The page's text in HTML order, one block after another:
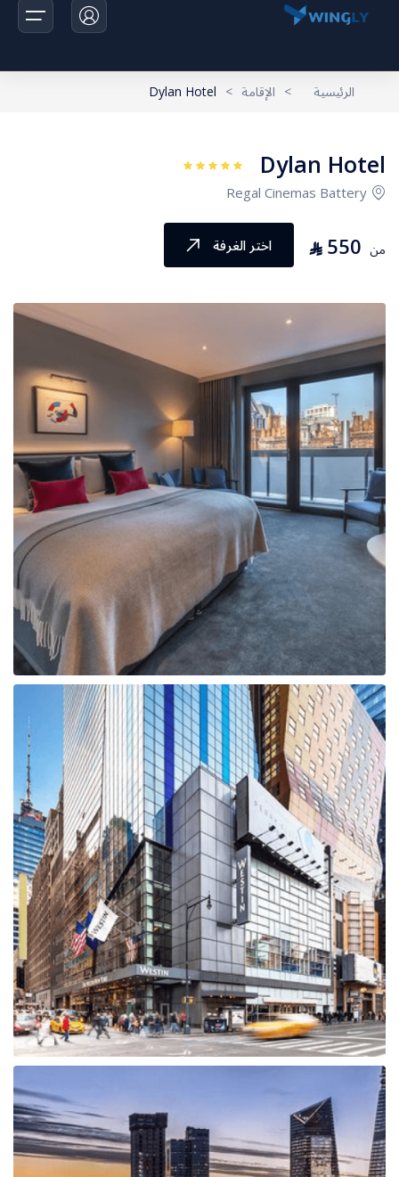
الرحلات
تواصل معانا
الرئيسية > الإقامة >
Dylan Hotel
Dylan Hotel
Regal Cinemas Battery
من 550
⃁ اختر الغرفة